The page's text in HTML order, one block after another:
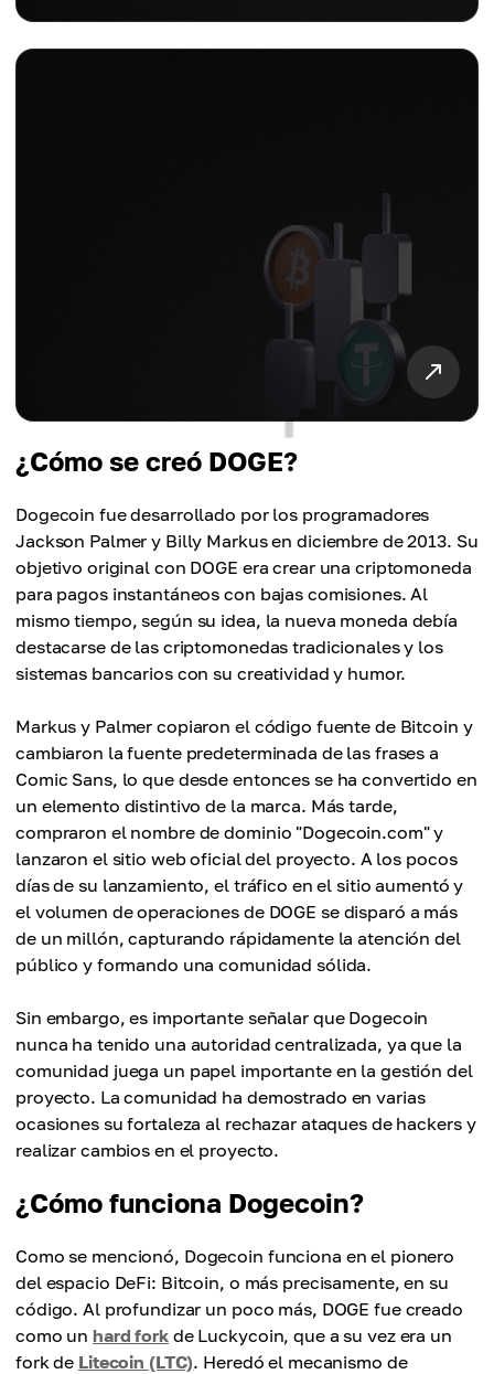
¿Cómo se creó DOGE?
Dogecoin fue desarrollado por los programadores
Jackson Palmer y Billy Markus en diciembre de 2013. Su
objetivo original con DOGE era crear una criptomoneda
para pagos instantáneos con bajas comisiones. Al
mismo tiempo, según su idea, la nueva moneda debía
destacarse de las criptomonedas tradicionales y los
sistemas bancarios con su creatividad y humor.
Markus y Palmer copiaron el código fuente de Bitcoin y
cambiaron la fuente predeterminada de las frases a
Comic Sans, lo que desde entonces se ha convertido en
un elemento distintivo de la marca. Más tarde,
compraron el nombre de dominio "Dogecoin.com" y
lanzaron el sitio web oficial del proyecto. A los pocos
días de su lanzamiento, el tráfico en el sitio aumentó y
el volumen de operaciones de DOGE se disparó a más
de un millón, capturando rápidamente la atención del
público y formando una comunidad sólida.
Sin embargo, es importante señalar que Dogecoin
nunca ha tenido una autoridad centralizada, ya que la
comunidad juega un papel importante en la gestión del
proyecto. La comunidad ha demostrado en varias
ocasiones su fortaleza al rechazar ataques de hackers y
realizar cambios en el proyecto.
¿Cómo funciona Dogecoin?
Como se mencionó, Dogecoin funciona en el pionero
del espacio DeFi: Bitcoin, o más precisamente, en su
código. Al profundizar un poco más, DOGE fue creado
como unhard forkde Luckycoin, que a su vez era un
fork de Litecoin (LTC). Heredó el mecanismo de